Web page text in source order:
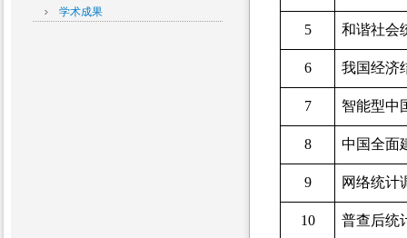
学术成果
5 和谐社会
6 我国经济
7 智能型中
8 中国全面
9 网络统计
10 普查后统